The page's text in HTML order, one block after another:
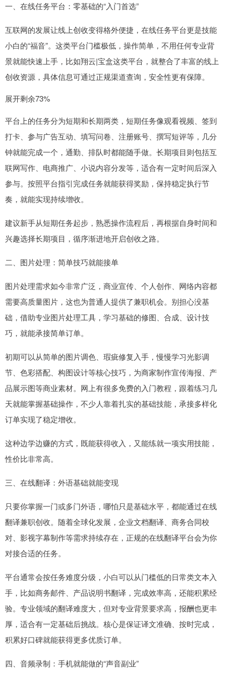
一、在线任务平台：零基础的“入门首选”
互联网的发展让线上创收变得格外便捷，在线任务平台更是技能
小白的“福音”。这类平台门槛极低，操作简单，不用任何专业背
景就能快速上手，比如翔云|宝盒这类平台，就整合了丰富的线上
创收资源，具体信息可通过正规渠道查询，安全性更有保障。
展开剩余73%
平台上的任务分为短期和长期两类，短期任务像观看视频、签到
打卡、参与广告互动、填写问卷、注册账号、撰写短评等，几分
钟就能完成一个，通勤、排队时都能随手做。长期项目则包括互
联网写作、电商推广、小说内容分发等，适合有一定时间后深入
参与。按照平台指引完成任务就能获得奖励，保持稳定执行节
奏，就能实现持续增收。
建议新手从短期任务起步，熟悉操作流程后，再根据自身时间和
兴趣选择长期项目，循序渐进地开启创收之路。
二、图片处理：简单技巧就能接单
图片处理需求如今非常广泛，商业宣传、个人创作、网络内容都
需要高质量图片，这也为普通人提供了兼职机会。别担心没基
础，借助专业图片处理工具，学习基础的修图、合成、设计技
巧，就能承接简单订单。
初期可以从简单的图片调色、瑕疵修复入手，慢慢学习光影调
节、色彩搭配、构图设计等核心技巧，为商家制作宣传海报、产
品展示图等商业素材。网上有很多免费的入门教程，跟着练习几
天就能掌握基础操作，不少人靠着扎实的基础技能，承接多样化
订单实现了稳定增收。
这种边学边赚的方式，既能获得收入，又能练就一项实用技能，
性价比非常高。
三、在线翻译：外语基础就能变现
只要你掌握一门或多门外语，哪怕只是基础水平，都能通过在线
翻译兼职创收。随着全球化发展，企业文档翻译、商务合同校
对、影视字幕制作等需求持续存在，正规的在线翻译平台会为你
对接合适的任务。
平台通常会按任务难度分级，小白可以从门槛低的日常类文本入
手，比如商务邮件、产品说明书翻译，完成效率高，还能积累经
验。专业领域的翻译难度大，但对专业背景要求高，报酬也更丰
厚，适合有一定基础后挑战。核心是保证译文准确、按时完成，
积累好口碑就能获得更多优质订单。
四、音频录制：手机就能做的“声音副业”